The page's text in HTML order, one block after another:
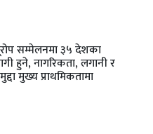
सम्मेलनमा ३५ देशका
हुने, नागरिकता, लगानी र
मुख्य प्राथमिकतामा